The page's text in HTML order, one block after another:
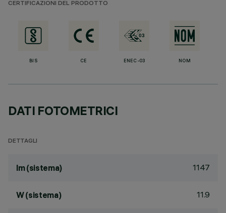
CERTIFICAZIONI DEL PRODOTTO
BIS CE ENEC-03 NOM
DATI FOTOMETRICI
DETTAGLI
lm (sistema) 1147
W (sistema) 11.9